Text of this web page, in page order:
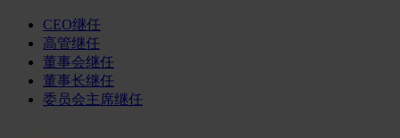
CEO继任
高管继任
董事会继任
董事长继任
委员会主席继任